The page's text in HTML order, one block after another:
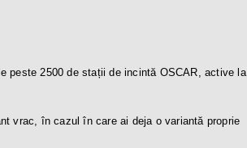
peste 2500 de stații de incintă OSCAR, active la
vrac, în cazul în care ai deja o variantă proprie